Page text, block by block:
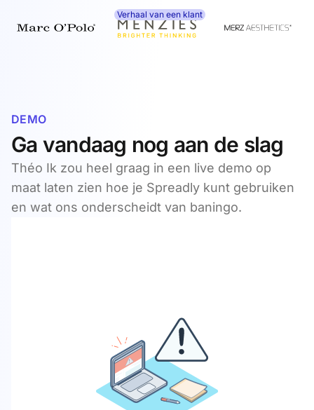
Verhaal van een klant
DEMO
Ga vandaag nog aan de slag
Théo Ik zou heel graag in een live demo op
maat laten zien hoe je Spreadly kunt gebruiken
en wat ons onderscheidt van baningo.